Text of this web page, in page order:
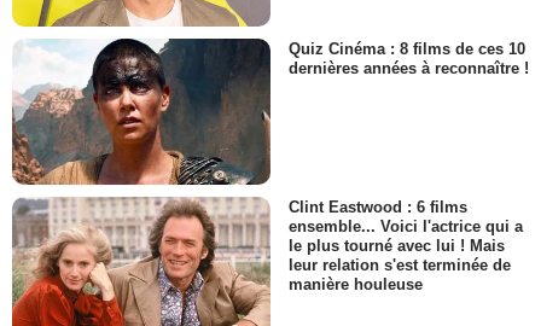
Quiz Cinéma : 8 films de ces 10
dernières années à reconnaître !
Clint Eastwood : 6 films
ensemble... Voici l'actrice qui a
le plus tourné avec lui ! Mais
leur relation s'est terminée de
manière houleuse